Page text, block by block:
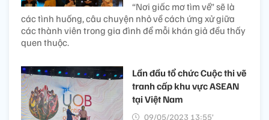
“Nơi giấc mơ tìm về” sẽ là
các tình huống, câu chuyện nhỏ về cách ứng xử giữa
các thành viên trong gia đình để mỗi khán giả đều thấy
quen thuộc.
Lần đầu tổ chức Cuộc thi vẽ
tranh cấp khu vực ASEAN
tại Việt Nam
09/05/2023 13:55’